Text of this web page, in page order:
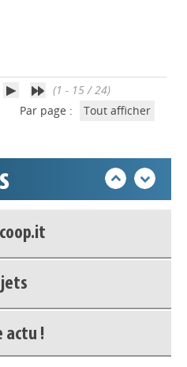
(1 - 15 / 24)
Par page :
Tout afficher
!
compte - (Se
compte - (Se